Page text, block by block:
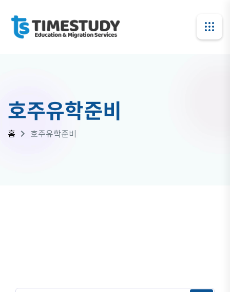
호주유학준비
홈 호주유학준비